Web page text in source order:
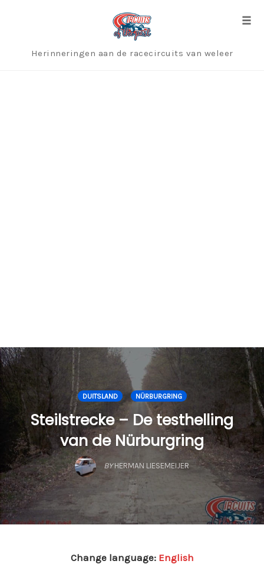
Herinneringen aan de racecircuits van weleer
DUITSLAND NÜRBURGRING
Steilstrecke – De testhelling
van de Nürburgring
BY HERMAN LIESEMEIJER
Change language: English